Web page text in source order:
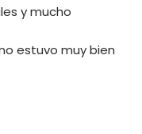
y mucho
estuvo muy bien